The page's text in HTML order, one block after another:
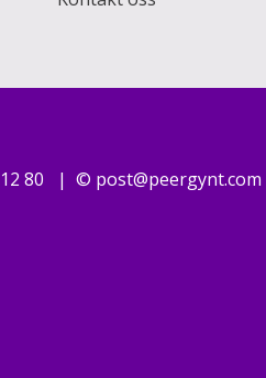
80 © post@peergynt.com